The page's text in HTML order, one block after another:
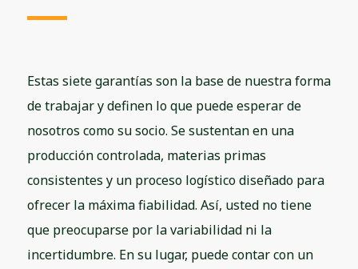
Estas siete garantías son la base de nuestra forma
de trabajar y definen lo que puede esperar de
nosotros como su socio. Se sustentan en una
producción controlada, materias primas
consistentes y un proceso logístico diseñado para
ofrecer la máxima fiabilidad. Así, usted no tiene
que preocuparse por la variabilidad ni la
incertidumbre. En su lugar, puede contar con un